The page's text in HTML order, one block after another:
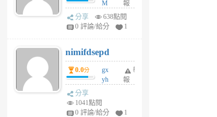
M
U
F
U
5
個
月
報
分享
638點閱
0 評論/給分
1
nimifdsepd
0.0分
gx
yh
jl
舉
報
分享
1041點閱
0 評論/給分
1